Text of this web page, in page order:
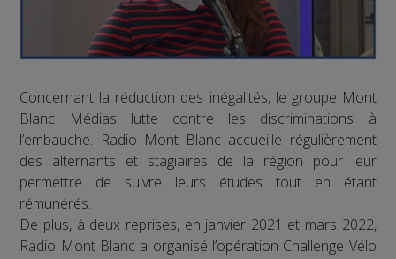
Concernant la réduction des inégalités, le groupe Mont
Blanc Médias lutte contre les discriminations à
l’embauche. Radio Mont Blanc accueille régulièrement
des alternants et stagiaires de la région pour leur
permettre de suivre leurs études tout en étant
rémunérés.
De plus, à deux reprises, en janvier 2021 et mars 2022,
Radio Mont Blanc a organisé l’opération Challenge Vélo